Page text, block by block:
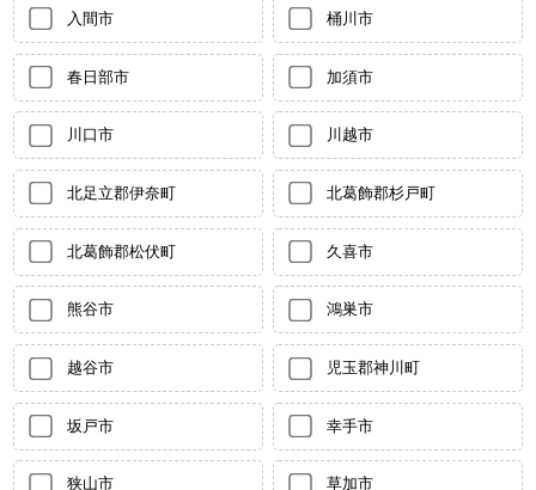
入間市 桶川市
春日部市 加須市
川口市 川越市
北足立郡伊奈町 北葛飾郡杉戸町
北葛飾郡松伏町 久喜市
熊谷市 鴻巣市
越谷市 児玉郡神川町
坂戸市 幸手市
狭山市 草加市